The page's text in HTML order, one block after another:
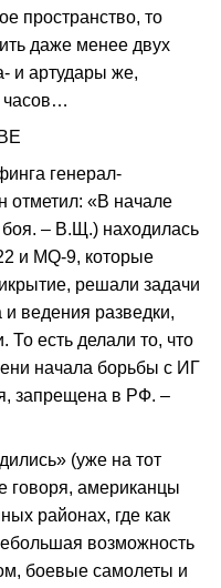
пространство, то
даже менее двух
и артудары же,
часов…
генерал-
отметил: «В начале
боя. – В.Щ.) находилась
и MQ-9, которые
решали задачи
ведения разведки,
То есть делали то, что
начала борьбы с ИГ
запрещена в РФ. –
(уже на тот
говоря, американцы
районах, где как
возможность
боевые самолеты и